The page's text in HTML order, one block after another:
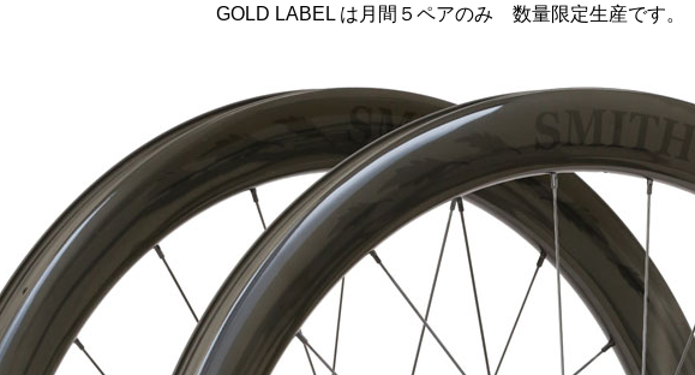
GOLD LABEL は月間５ペアのみ 数量限定生産です。